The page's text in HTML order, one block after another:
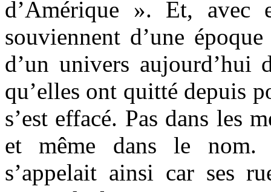
d’Amérique ». Et, avec
souviennent d’une
d’un univers aujourd’hui
qu’elles ont quitté depuis
s’est effacé. Pas dans les
et même dans le
s’appelait ainsi car ses